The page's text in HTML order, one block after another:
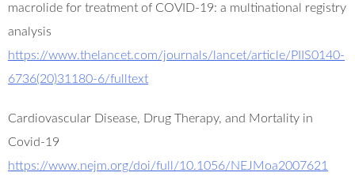
macrolide for treatment of COVID-19: a multinational registry
analysis
https://www.thelancet.com/journals/lancet/article/PIIS0140-
6736(20)31180-6/fulltext
Cardiovascular Disease, Drug Therapy, and Mortality in
Covid-19
https://www.nejm.org/doi/full/10.1056/NEJMoa2007621